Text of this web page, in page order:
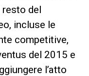
resto del
incluse le
competitive,
del 2015 e
l’atto